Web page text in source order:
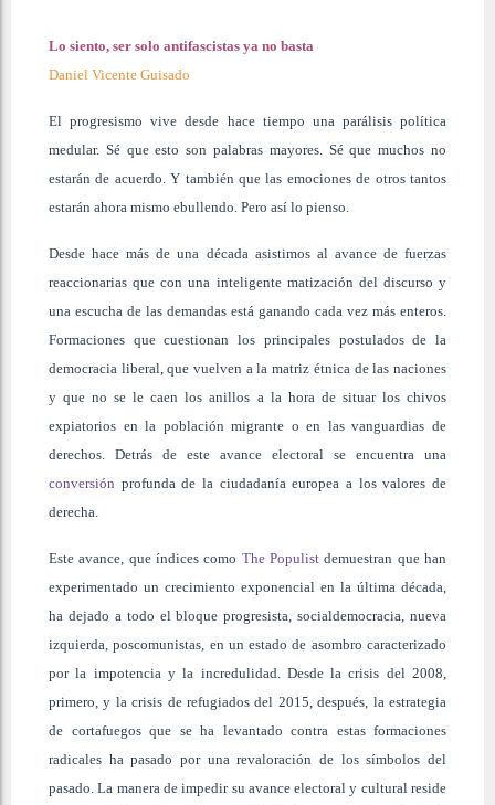
Lo siento, ser solo antifascistas ya no basta
Daniel Vicente Guisado
El progresismo vive desde hace tiempo una parálisis política
medular. Sé que esto son palabras mayores. Sé que muchos no
estarán de acuerdo. Y también que las emociones de otros tantos
estarán ahora mismo ebullendo. Pero así lo pienso.
Desde hace más de una década asistimos al avance de fuerzas
reaccionarias que con una inteligente matización del discurso y
una escucha de las demandas está ganando cada vez más enteros.
Formaciones que cuestionan los principales postulados de la
democracia liberal, que vuelven a la matriz étnica de las naciones
y que no se le caen los anillos a la hora de situar los chivos
expiatorios en la población migrante o en las vanguardias de
derechos. Detrás de este avance electoral se encuentra una
conversión profunda de la ciudadanía europea a los valores de
derecha.
Este avance, que índices como The Populist demuestran que han
experimentado un crecimiento exponencial en la última década,
ha dejado a todo el bloque progresista, socialdemocracia, nueva
izquierda, poscomunistas, en un estado de asombro caracterizado
por la impotencia y la incredulidad. Desde la crisis del 2008,
primero, y la crisis de refugiados del 2015, después, la estrategia
de cortafuegos que se ha levantado contra estas formaciones
radicales ha pasado por una revaloración de los símbolos del
pasado. La manera de impedir su avance electoral y cultural reside